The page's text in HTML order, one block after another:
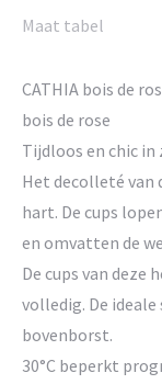
Maat tabel
CATHIA bois de
bois de rose
Tijdloos en chic in
Het decolleté van
hart. De cups
en omvatten de
De cups van deze
volledig. De
bovenborst.
30°C beperkt